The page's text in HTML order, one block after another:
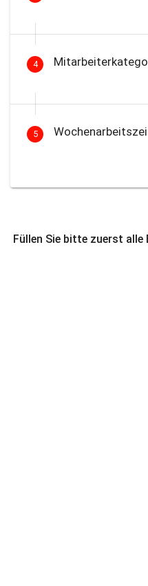
4
5
Füllen Sie bitte zuerst alle